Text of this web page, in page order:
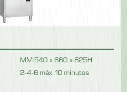
MM 540 x 660 x 825H
2-4-6 máx. 10 minutos